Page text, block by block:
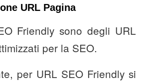
URL Pagina
Friendly sono degli URL
per la SEO.
per URL SEO Friendly si